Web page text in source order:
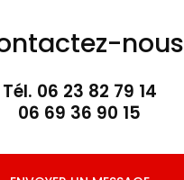
nous
Tél. 06 23 82 79 14
06 69 36 90 15